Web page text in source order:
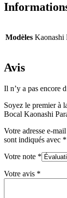
Modèles Kaonashi
Avis
Il n’y a pas encore
Soyez le premier à
Bocal Kaonashi
Votre adresse e-
sont indiqués avec *
Votre note *
Votre avis *